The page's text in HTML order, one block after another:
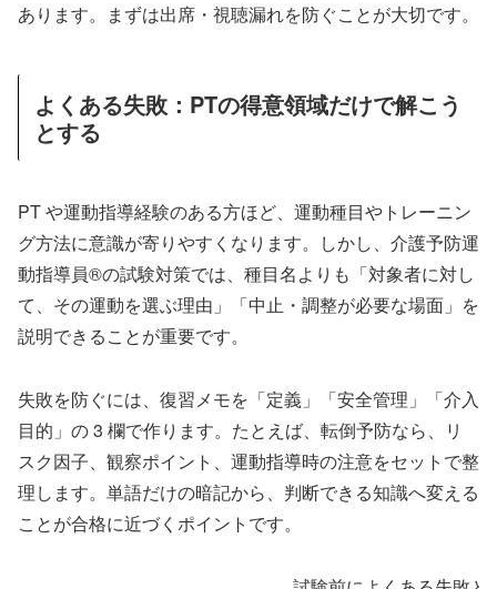
あります。まずは出席・視聴漏れを防ぐことが大切です。
よくある失敗：PTの得意領域だけで解こう
とする
PT や運動指導経験のある方ほど、運動種目やトレーニン
グ方法に意識が寄りやすくなります。しかし、介護予防運
動指導員®の試験対策では、種目名よりも「対象者に対し
て、その運動を選ぶ理由」「中止・調整が必要な場面」を
説明できることが重要です。
失敗を防ぐには、復習メモを「定義」「安全管理」「介入
目的」の 3 欄で作ります。たとえば、転倒予防なら、リ
スク因子、観察ポイント、運動指導時の注意をセットで整
理します。単語だけの暗記から、判断できる知識へ変える
ことが合格に近づくポイントです。